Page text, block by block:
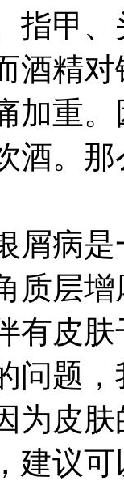
指甲
酒精
加重
酒。
屑病
质层
有皮
问题
为皮
建议可